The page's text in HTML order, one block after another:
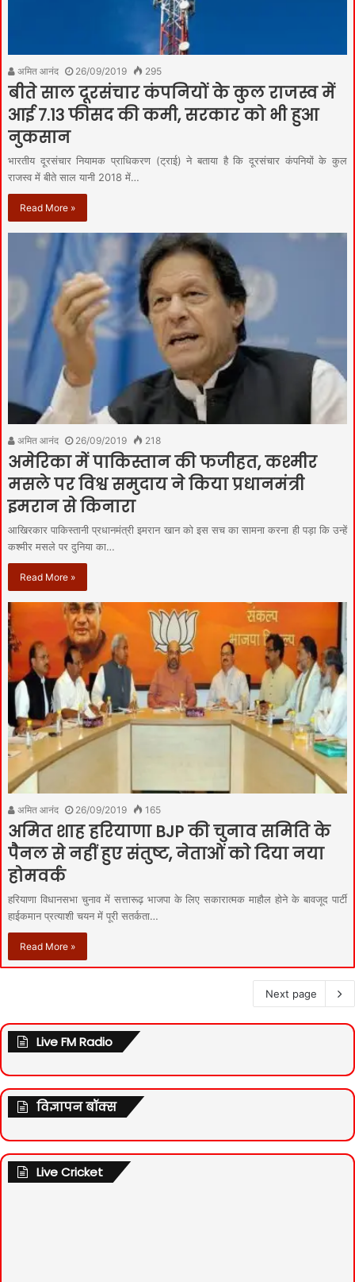
अमित आनंद 26/09/2019 295
बीते साल दूरसंचार कंपनियों के कुल राजस्व में
आई 7.13 फीसद की कमी, सरकार को भी हुआ
नुकसान
भारतीय दूरसंचार नियामक प्राधिकरण (ट्राई) ने बताया है कि दूरसंचार कंपनियों के कुल
राजस्व में बीते साल यानी 2018 में…
Read More »
अमित आनंद 26/09/2019 218
अमेरिका में पाकिस्तान की फजीहत, कश्मीर
मसले पर विश्व समुदाय ने किया प्रधानमंत्री
इमरान से किनारा
आखिरकार पाकिस्तानी प्रधानमंत्री इमरान खान को इस सच का सामना करना ही पड़ा कि उन्हें
कश्मीर मसले पर दुनिया का…
Read More »
अमित आनंद 26/09/2019 165
अमित शाह हरियाणा BJP की चुनाव समिति के
पैनल से नहीं हुए संतुष्ट, नेताओं काे दिया नया
होमवर्क
हरियाणा विधानसभा चुनाव में सत्तारूढ़ भाजपा के लिए सकारात्मक माहौल होने के बावजूद पार्टी
हाईकमान प्रत्याशी चयन में पूरी सतर्कता…
Read More »
Next page
Live FM Radio
विज्ञापन बॉक्स
Live Cricket